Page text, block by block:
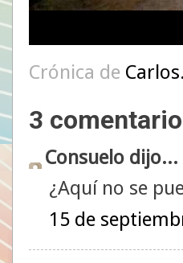
Crónica de Carlos.
3
Consuelo dijo...
¿Aquí no se
15 de